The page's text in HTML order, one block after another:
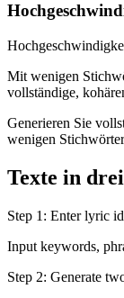
Mit wenigen
vollständige,
Generieren Sie
wenigen
Texte in
Step 1: Enter lyric
Input keywords,
Step 2: Generate